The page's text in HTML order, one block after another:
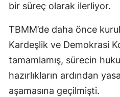
bir süreç olarak ilerliyor.
TBMM’de daha önce
Kardeşlik ve Demokrasi
tamamlamış, sürecin
hazırlıkların ardından
aşamasına geçilmişti.